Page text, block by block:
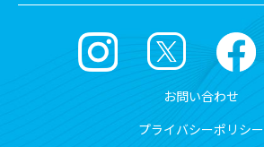
お問い合わせ
プライバシーポリシー